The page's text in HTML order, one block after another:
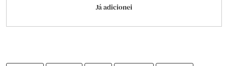
Já adicionei